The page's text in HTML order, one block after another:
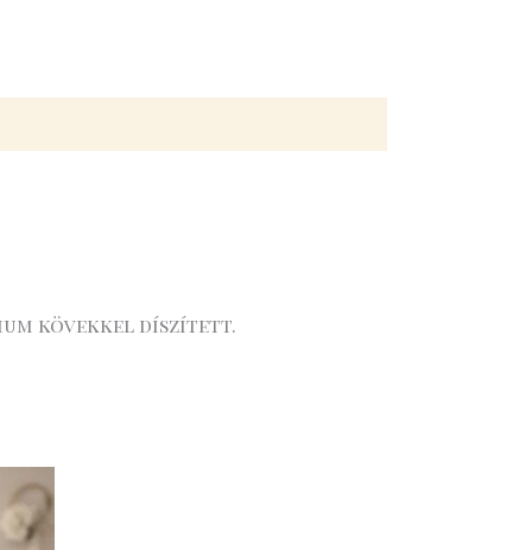
kövekkel díszített.